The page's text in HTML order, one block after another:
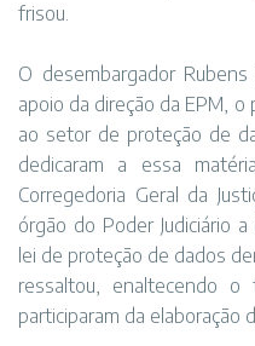
frisou.
O desembargador
apoio da direção da EPM,
ao setor de proteção de
dedicaram a essa
Corregedoria Geral da
órgão do Poder Judiciário
lei de proteção de dados
ressaltou, enaltecendo o
participaram da elaboração